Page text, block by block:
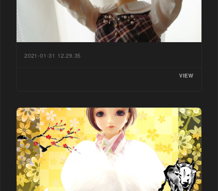
2021-01-31 12.29.35
VIEW